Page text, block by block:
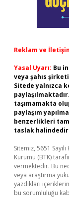
Reklam ve
Yasal Uyarı: Bu
veya şahıs
Sitede yalnızca
taşımamakta
paylaşım
benzerlikleri
taslak
Sitemiz, 5651
Kurumu (BTK)
vermektedir. Bu
veya araştırma
yazdıkları
bu sorumluluğu